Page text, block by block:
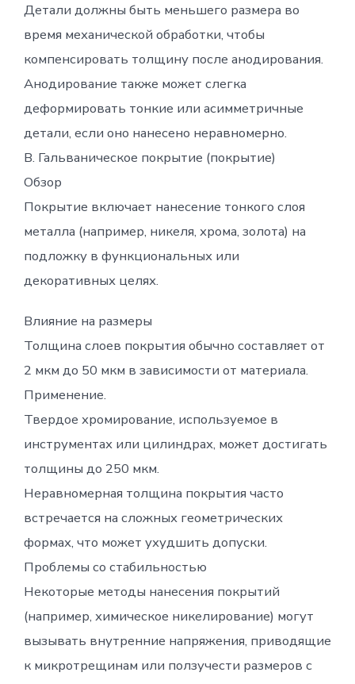
Детали должны быть меньшего размера во
время механической обработки, чтобы
компенсировать толщину после анодирования.
Анодирование также может слегка
деформировать тонкие или асимметричные
детали, если оно нанесено неравномерно.
B. Гальваническое покрытие (покрытие)
Обзор
Покрытие включает нанесение тонкого слоя
металла (например, никеля, хрома, золота) на
подложку в функциональных или
декоративных целях.
Влияние на размеры
Толщина слоев покрытия обычно составляет от
2 мкм до 50 мкм в зависимости от материала.
Применение.
Твердое хромирование, используемое в
инструментах или цилиндрах, может достигать
толщины до 250 мкм.
Неравномерная толщина покрытия часто
встречается на сложных геометрических
формах, что может ухудшить допуски.
Проблемы со стабильностью
Некоторые методы нанесения покрытий
(например, химическое никелирование) могут
вызывать внутренние напряжения, приводящие
к микротрещинам или ползучести размеров с